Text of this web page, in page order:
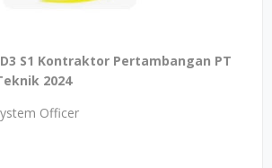
D3 S1 Kontraktor Pertambangan PT
2024
Officer